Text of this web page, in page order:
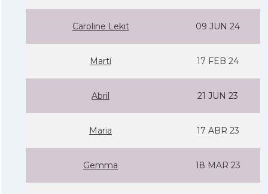
Caroline Lekit 09 JUN 24
Martí­ 17 FEB 24
Abril 21 JUN 23
Maria 17 ABR 23
Gemma 18 MAR 23